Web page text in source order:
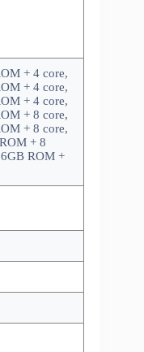
+ 4 core,
+ 4 core,
+ 4 core,
+ 8 core,
+ 8 core,
+ 8
ROM +